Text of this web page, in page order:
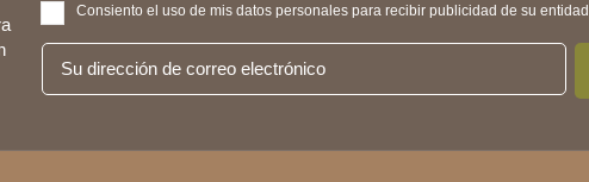
Consiento el uso de mis datos personales para recibir publicidad de su entidad.